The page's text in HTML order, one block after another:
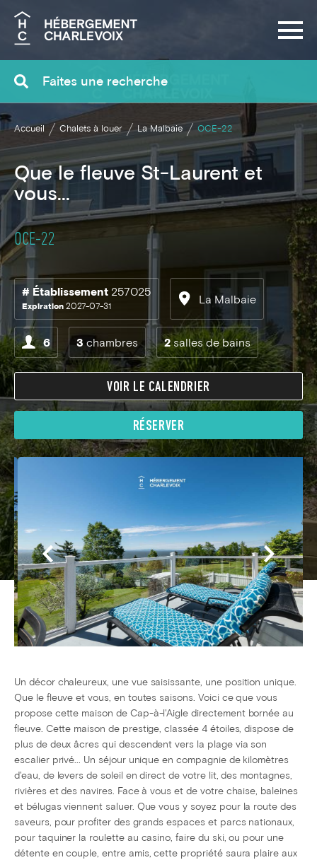
Recherche
Accueil Chalets à louer La Malbaie OCE-22
Que le fleuve St-Laurent et
vous...
OCE-22
# Établissement 257025
Expiration 2027-07-31
La Malbaie
6 3 chambres 2salles de bains
VOIR LE CALENDRIER
RÉSERVER
Un décor chaleureux, une vue saisissante, une position unique.
Que le fleuve et vous, en toutes saisons. Voici ce que vous
propose cette maison de Cap-à-l'Aigle directement bornée au
fleuve. Cette maison de prestige, classée 4 étoiles, dispose de
plus de deux âcres qui descendent vers la plage via son
escalier privé... Un séjour unique en compagnie de kilomètres
d'eau, de levers de soleil en direct de votre lit, des montagnes,
rivières et des navires. Face à vous et de votre chaise, baleines
et bélugas viennent saluer. Que vous y soyez pour la route des
saveurs, pour profiter des grands espaces et parcs nationaux,
pour taquiner la roulette au casino, faire du ski, ou pour une
détente en couple, entre amis, cette propriété saura plaire aux